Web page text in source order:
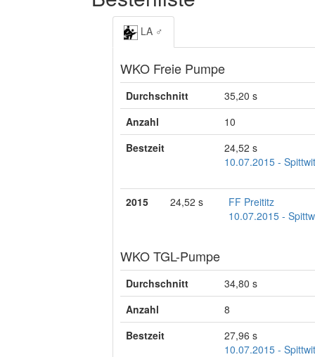
LA ♂
WKO Freie Pumpe
Durchschnitt
35,20 s
Anzahl
10
Bestzeit
24,52 s
10.07.2015 -
2015 24,52 s
FF Preititz
10.07.2015 -
WKO TGL-Pumpe
Durchschnitt
34,80 s
Anzahl
8
Bestzeit
27,96 s
10.07.2015 -